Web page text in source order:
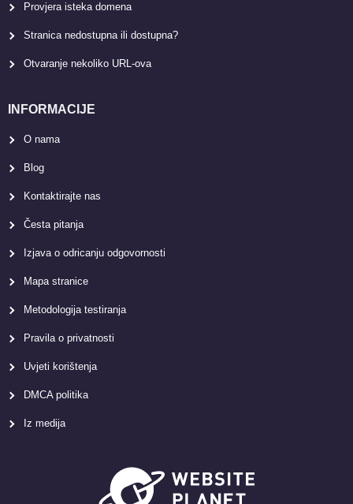
Provjera isteka domena
Stranica nedostupna ili dostupna?
Otvaranje nekoliko URL-ova
INFORMACIJE
O nama
Blog
Kontaktirajte nas
Česta pitanja
Izjava o odricanju odgovornosti
Mapa stranice
Metodologija testiranja
Pravila o privatnosti
Uvjeti korištenja
DMCA politika
Iz medija